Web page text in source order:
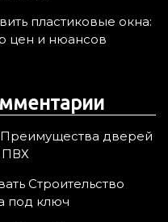
пластиковые окна:
цен и нюансов
дверей
ПВХ
Строительство
под ключ